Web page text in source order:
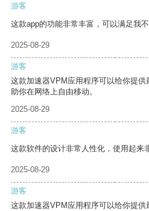
游客
这款app的功能非常丰富，可以满足我不
2025-08-29
游客
这款加速器VPM应用程序可以给你提
助你在网络上自由移动。
2025-08-29
游客
这款软件的设计非常人性化，使用起来
2025-08-29
游客
这款加速器VPM应用程序可以给你提